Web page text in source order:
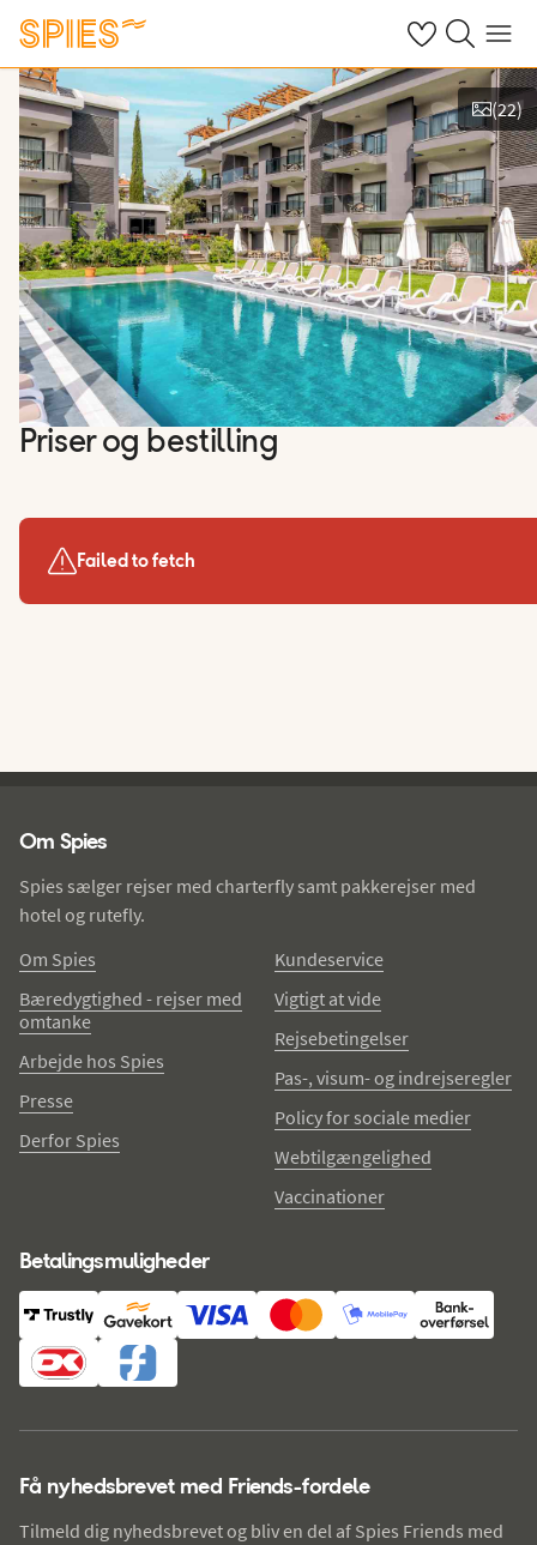
Se dine gemte
Søg påMenu
Vis billeder
(22)
Priser og bestilling
Failed to fetch
Om Spies
Spies sælger rejser med charterfly samt pakkerejser med
hotel og rutefly.
Om Spies
Bæredygtighed - rejser med
omtanke
Arbejde hos Spies
Presse
Derfor Spies
Kundeservice
Vigtigt at vide
Rejsebetingelser
Pas-, visum- og indrejseregler
Policy for sociale medier
Webtilgængelighed
Vaccinationer
Betalingsmuligheder
Få nyhedsbrevet med Friends-fordele
Tilmeld dig nyhedsbrevet og bliv en del af Spies Friends med